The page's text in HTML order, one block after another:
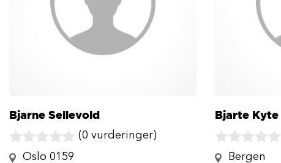
Bjarne Sellevold
(0 vurderinger)
Oslo 0159
Bjarte Kyte
Bergen